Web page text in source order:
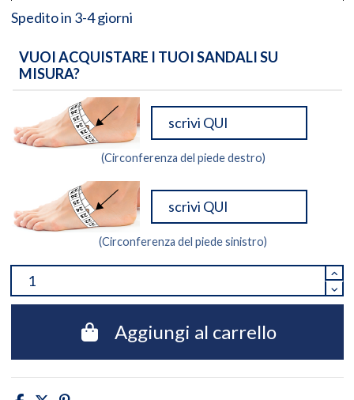
Spedito in 3-4 giorni
VUOI ACQUISTARE I TUOI SANDALI SU
MISURA?
(Circonferenza del piede destro)
(Circonferenza del piede sinistro)
Aggiungi al carrello